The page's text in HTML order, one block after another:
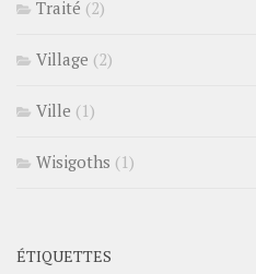
Traité (2)
Village (2)
Ville (1)
Wisigoths (1)
ÉTIQUETTES